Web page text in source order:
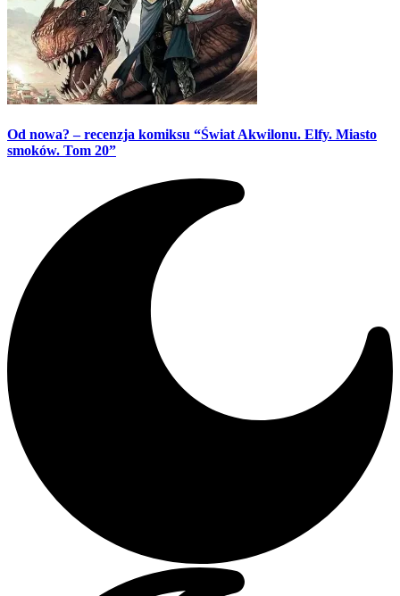
Od nowa? – recenzja komiksu “Świat Akwilonu. Elfy. Miasto
smoków. Tom 20”